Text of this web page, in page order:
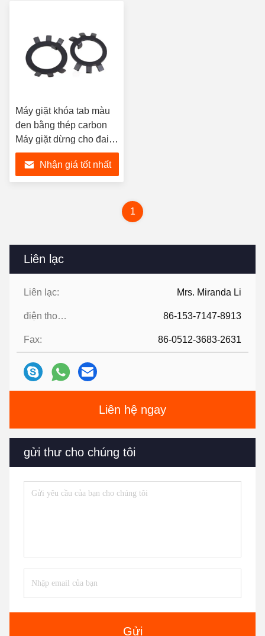
Liên lạc
Liên lạc: Mrs. Miranda Li
điện thoại: 86-153-7147-8913
Fax: 86-0512-3683-2631
Liên hệ ngay
gửi thư cho chúng tôi
Gửi
Máy giặt khóa tab màu
đen bằng thép carbon
Máy giặt dừng cho đai
ốc khóa tròn có rãnh
Nhận giá tốt nhất
1